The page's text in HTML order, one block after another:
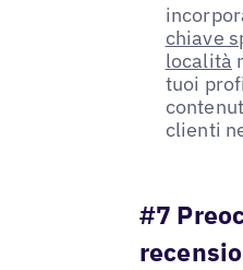
chiave
località
tuoi
clienti
#7